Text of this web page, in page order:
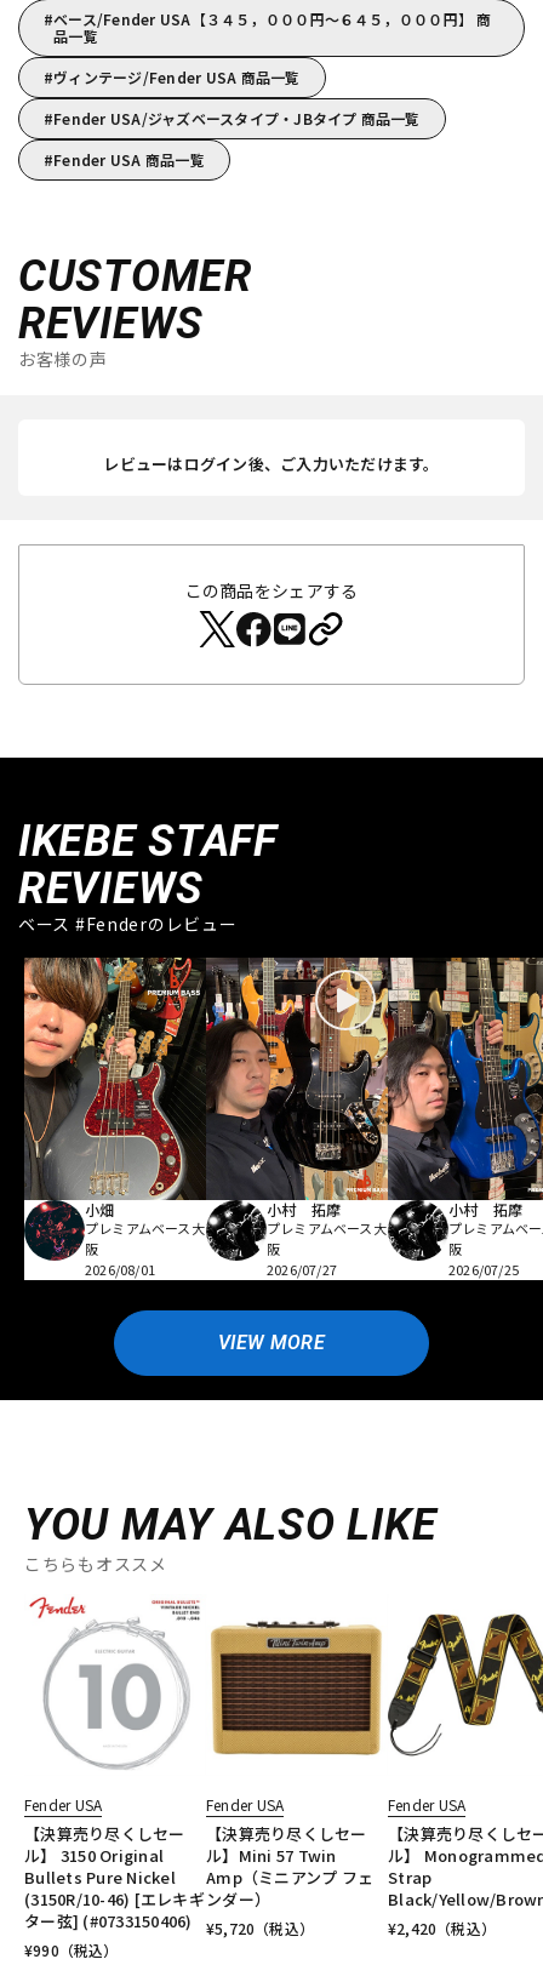
ベース/Fender USA【３４５，０００円～６４５，０００円】 商
品一覧
ヴィンテージ/Fender USA 商品一覧
Fender USA/ジャズベースタイプ・JBタイプ 商品一覧
Fender USA 商品一覧
CUSTOMER
REVIEWS
お客様の声
レビューはログイン後、ご入力いただけます。
この商品をシェアする
IKEBE STAFF
REVIEWS
ベース #Fenderのレビュー
小畑
プレミアムベース大
阪
2026/08/01
小村 拓摩
プレミアムベース大
阪
2026/07/27
小村 拓摩
プレミアムベ
阪
2026/07/25
VIEW MORE
YOU MAY ALSO LIKE
こちらもオススメ
Fender USA
【決算売り尽くしセー
ル】 3150 Original
Bullets Pure Nickel
(3150R/10-46) [エレキギ
ター弦] (#0733150406)
¥990 （税込）
Fender USA
【決算売り尽くしセー
ル】Mini 57 Twin
Amp（ミニアンプ フェ
ンダー）
¥5,720 （税込）
Fender USA
【決算売り尽くしセ
ル】
Strap
Black/Yellow/
¥2,420 （税込）